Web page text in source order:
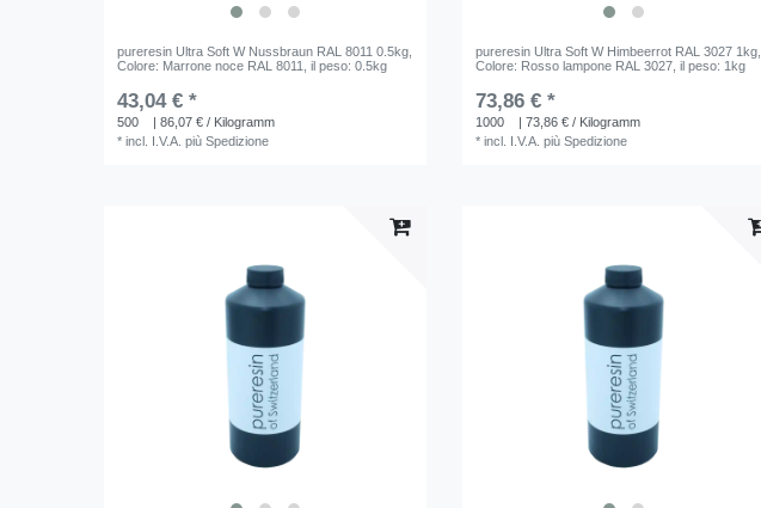
pureresin Ultra Soft W Nussbraun RAL 8011 0.5kg,
Colore: Marrone noce RAL 8011, il peso: 0.5kg
43,04 € *
500
| 86,07 € / Kilogramm
*incl. I.V.A. piùSpedizione
pureresin Ultra Soft W Himbeerrot RAL 3027 1kg,
Colore: Rosso lampone RAL 3027, il peso: 1kg
73,86 € *
1000
| 73,86 € / Kilogramm
*incl. I.V.A. piùSpedizione